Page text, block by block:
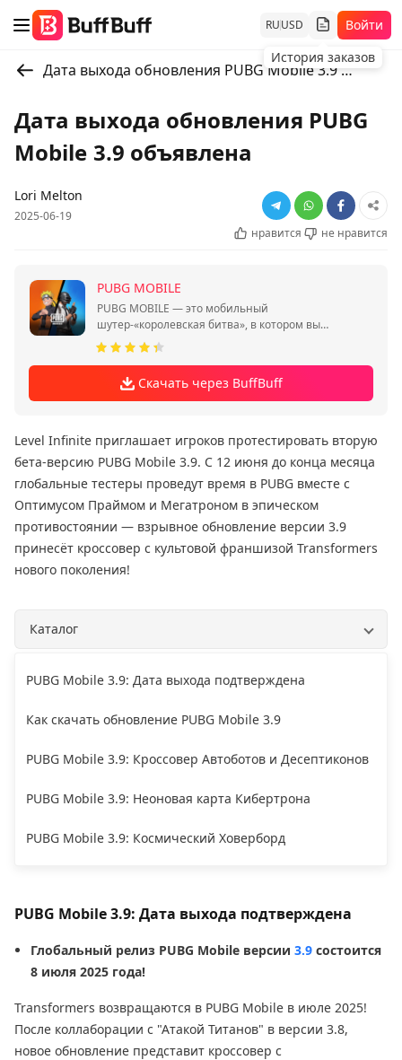
RUUSD
История заказов
Войти
Дата выхода обновления PUBG Mobile 3.9 объявлена
Дата выхода обновления PUBG
Mobile 3.9 объявлена
Lori Melton
2025-06-19
нравится
не нравится
PUBG MOBILE
PUBG MOBILE — это мобильный
шутер-«королевская битва», в котором вы
сражаетесь за выживание в одиночку или
отрядом.
Скачать через BuffBuff
Level Infinite приглашает игроков протестировать вторую
бета-версию PUBG Mobile 3.9. С 12 июня до конца месяца
глобальные тестеры проведут время в PUBG вместе с
Оптимусом Праймом и Мегатроном в эпическом
противостоянии — взрывное обновление версии 3.9
принесёт кроссовер с культовой франшизой Transformers
нового поколения!
Каталог
PUBG Mobile 3.9: Дата выхода подтверждена
Как скачать обновление PUBG Mobile 3.9
PUBG Mobile 3.9: Кроссовер Автоботов и Десептиконов
PUBG Mobile 3.9: Неоновая карта Кибертрона
PUBG Mobile 3.9: Космический Ховерборд
PUBG Mobile 3.9: Дата выхода подтверждена
Глобальный релиз PUBG Mobile версии 3.9 состоится
8 июля 2025 года!
Transformers возвращаются в PUBG Mobile в июле 2025!
После коллаборации с "Атакой Титанов" в версии 3.8,
новое обновление представит кроссовер с